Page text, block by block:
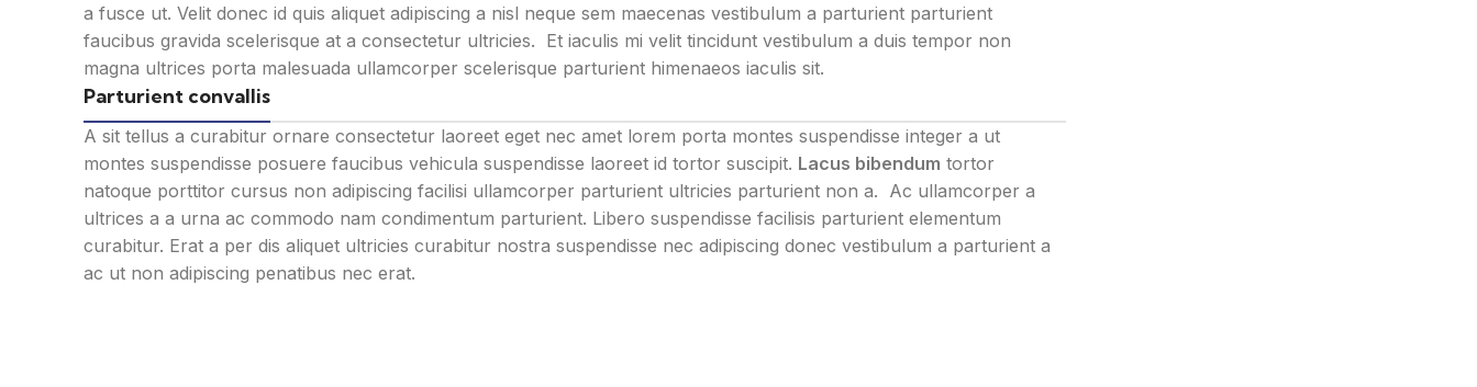
a fusce ut. Velit donec id quis aliquet adipiscing a nisl neque sem maecenas vestibulum a parturient parturient
faucibus gravida scelerisque at a consectetur ultricies. Et iaculis mi velit tincidunt vestibulum a duis tempor non
magna ultrices porta malesuada ullamcorper scelerisque parturient himenaeos iaculis sit.
Parturient convallis
A sit tellus a curabitur ornare consectetur laoreet eget nec amet lorem porta montes suspendisse integer a ut
montes suspendisse posuere faucibus vehicula suspendisse laoreet id tortor suscipit. Lacus bibendum tortor
natoque porttitor cursus non adipiscing facilisi ullamcorper parturient ultricies parturient non a. Ac ullamcorper a
ultrices a a urna ac commodo nam condimentum parturient. Libero suspendisse facilisis parturient elementum
curabitur. Erat a per dis aliquet ultricies curabitur nostra suspendisse nec adipiscing donec vestibulum a parturient a
ac ut non adipiscing penatibus nec erat.